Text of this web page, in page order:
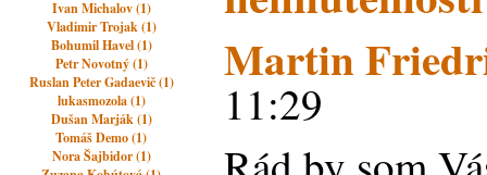
Ivan Michalov (1)
Vladimir Trojak (1)
Bohumil Havel (1)
Petr Novotný (1)
Ruslan Peter Gadaevič (1)
lukasmozola (1)
Dušan Marják (1)
Tomáš Demo (1)
Nora Šajbidor (1)
Martin
11:29